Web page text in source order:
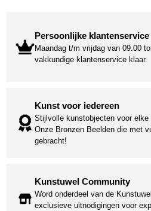
Persoonlijke klantenservice
Maandag t/m vrijdag van 09.00
vakkundige klantenservice klaar.
Kunst voor iedereen
Stijlvolle kunstobjecten voor
Onze Bronzen Beelden die met
gebracht!
Kunstuwel Community
Word onderdeel van de
exclusieve uitnodigingen voor